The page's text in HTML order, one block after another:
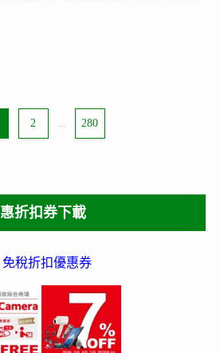
2 280
折扣券下載
免稅折扣優惠券